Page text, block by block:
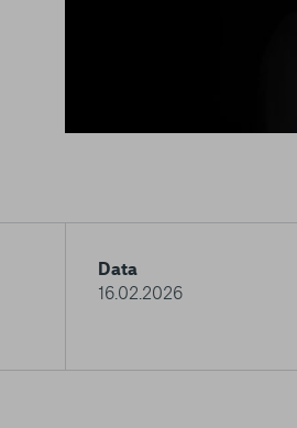
Data
16.02.2026